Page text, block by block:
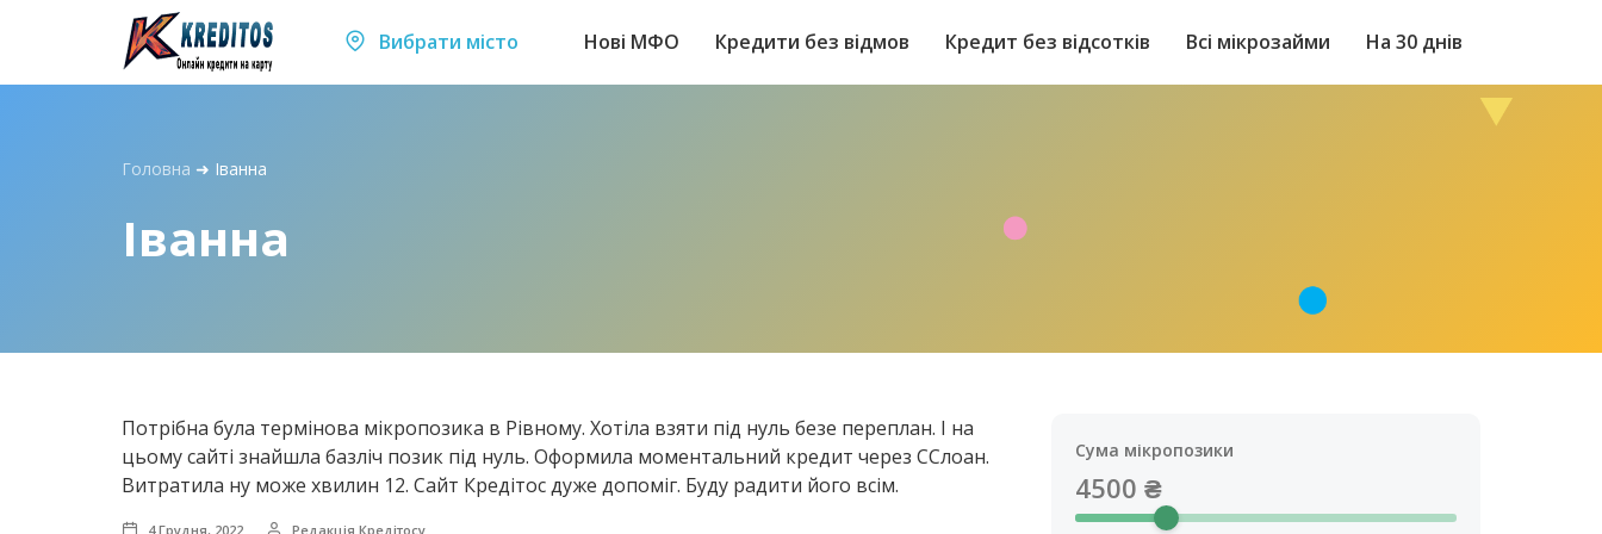
Вибрати місто Нові МФО Кредити без відмов Кредит без відсотків Всі мікрозайми На 30 днів
Головна ➜ Іванна
Іванна
Потрібна була термінова мікропозика в Рівному. Хотіла взяти під нуль безе переплан. І на
цьому сайті знайшла базліч позик під нуль. Оформила моментальний кредит через ССлоан.
Витратила ну може хвилин 12. Сайт Кредітос дуже допоміг. Буду радити його всім.
4 Грудня, 2022 Редакція Кредітосу
Сума мікропозики
4500 ₴